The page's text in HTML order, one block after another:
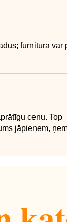
furnitūra var
cenu. Top
jāpieņem,